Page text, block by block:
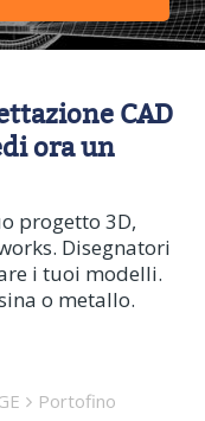
CAD
ora un
progetto 3D,
Disegnatori
i tuoi modelli.
o metallo.
Portofino